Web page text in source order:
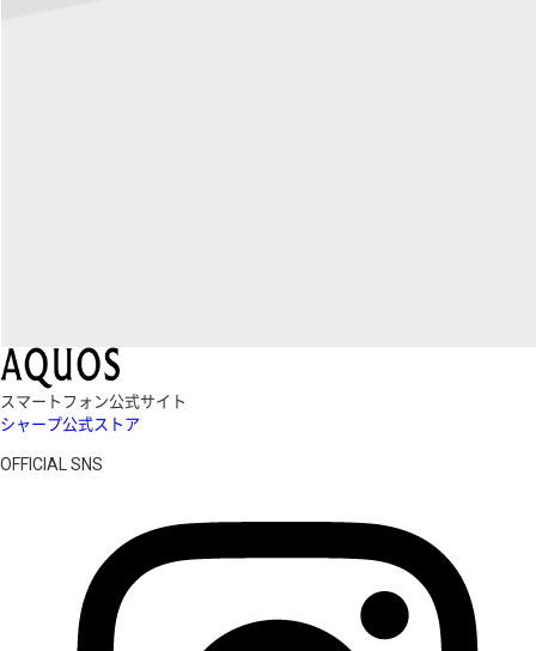
スマートフォン公式サイト
シャープ公式ストア
OFFICIAL SNS